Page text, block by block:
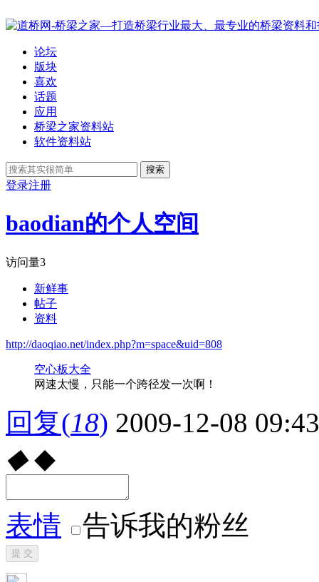
论坛
版块
喜欢
话题
应用
桥梁之家资料站
软件资料站
搜索
登录注册
baodian的个人空间
访问量3
新鲜事
帖子
资料
http://daoqiao.net/index.php?m=space&uid=808
空心板大全
网速太慢，只能一个跨径发一次啊！
回复(18) 2009-12-08 09:43
◆ ◆
表情 告诉我的粉丝
提 交